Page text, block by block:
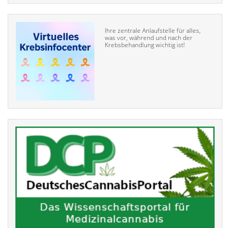
Ihre zentrale Anlaufstelle für alles,
was vor, während und nach der
Krebsbehandlung wichtig ist!